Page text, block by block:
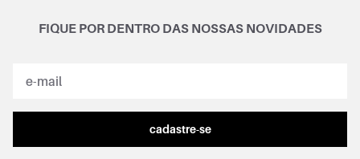
FIQUE POR DENTRO DAS NOSSAS NOVIDADES
cadastre-se